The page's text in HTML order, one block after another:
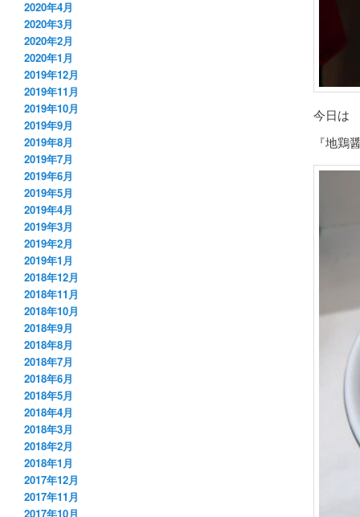
今日は
『地
2020年4月
2020年3月
2020年2月
2020年1月
2019年12月
2019年11月
2019年10月
2019年9月
2019年8月
2019年7月
2019年6月
2019年5月
2019年4月
2019年3月
2019年2月
2019年1月
2018年12月
2018年11月
2018年10月
2018年9月
2018年8月
2018年7月
2018年6月
2018年5月
2018年4月
2018年3月
2018年2月
2018年1月
2017年12月
2017年11月
2017年10月